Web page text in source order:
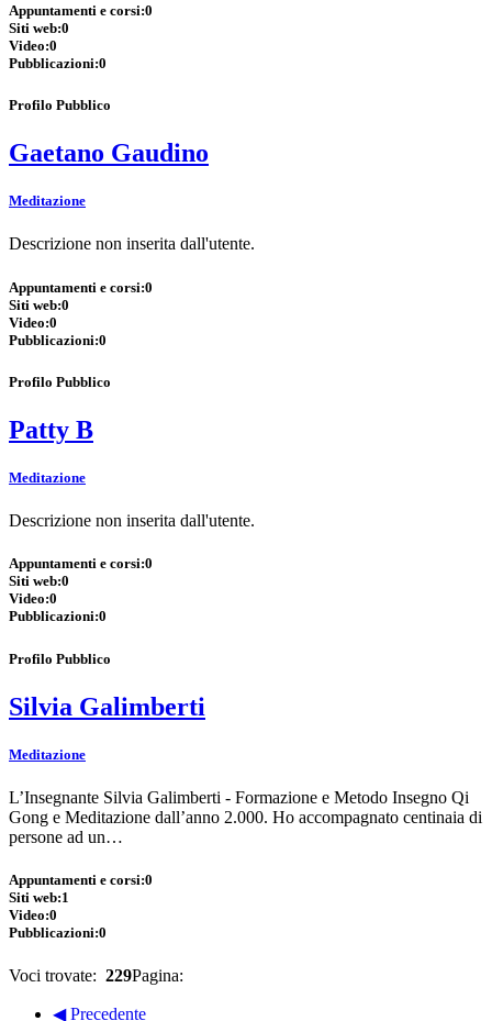
Appuntamenti e corsi:0
Siti web:0
Video:0
Pubblicazioni:0
Profilo Pubblico
Gaetano Gaudino
Meditazione
Descrizione non inserita dall'utente.
Appuntamenti e corsi:0
Siti web:0
Video:0
Pubblicazioni:0
Profilo Pubblico
Patty B
Meditazione
Descrizione non inserita dall'utente.
Appuntamenti e corsi:0
Siti web:0
Video:0
Pubblicazioni:0
Profilo Pubblico
Silvia Galimberti
Meditazione
L’Insegnante Silvia Galimberti - Formazione e Metodo Insegno Qi
Gong e Meditazione dall’anno 2.000. Ho accompagnato centinaia di
persone ad un…
Appuntamenti e corsi:0
Siti web:1
Video:0
Pubblicazioni:0
Voci trovate: 229Pagina:
◀ Precedente